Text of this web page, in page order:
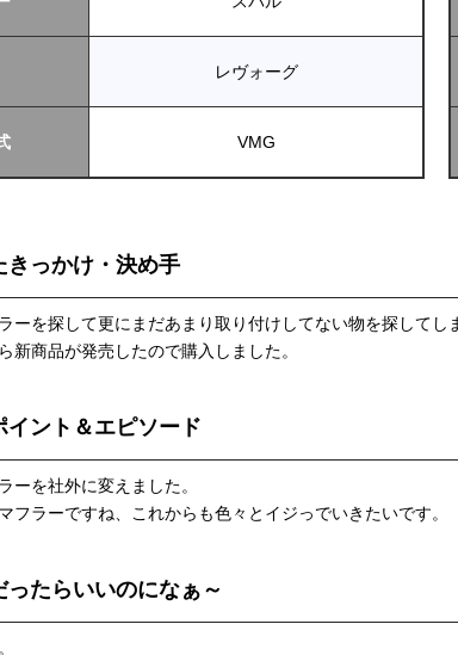
レヴォーグ
VMG
きっかけ・決め手
ーを探して更にまだあまり取り付けしてない物を探してし
新商品が発売したので購入しました。
イント＆エピソード
ーを社外に変えました。
フラーですね、これからも色々とイジっでいきたいです。
ったらいいのになぁ～